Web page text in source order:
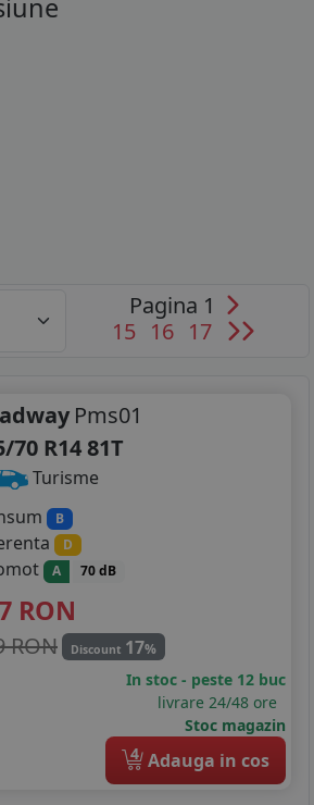
Pagina 1
15 16 17
Pms01
70 R14 81T
Turisme
B
D
A 70 dB
RON
RON Discount 17%
In stoc - peste 12 buc
livrare 24/48 ore
Stoc magazin
4 Adauga in cos